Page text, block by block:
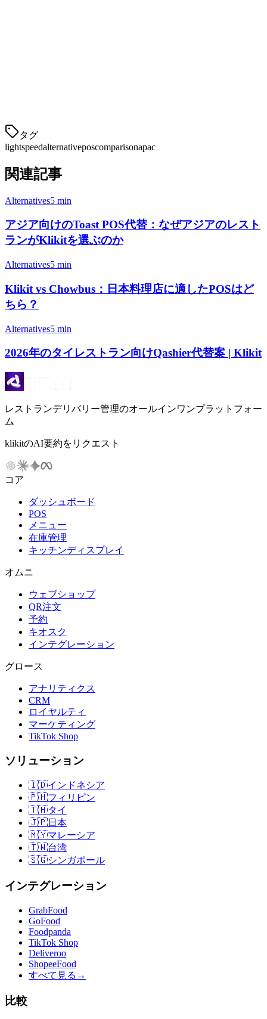
タグ
lightspeedalternativeposcomparisonapac
関連記事
Alternatives5 min
アジア向けのToast POS代替：なぜアジアのレスト
ランがKlikitを選ぶのか
Alternatives5 min
Klikit vs Chowbus：日本料理店に適したPOSはど
ちら？
Alternatives5 min
2026年のタイレストラン向けQashier代替案 | Klikit
レストランデリバリー管理のオールインワンプラットフォー
ム
klikitのAI要約をリクエスト
コア
ダッシュボード
POS
メニュー
在庫管理
キッチンディスプレイ
オムニ
ウェブショップ
QR注文
予約
キオスク
インテグレーション
グロース
アナリティクス
CRM
ロイヤルティ
マーケティング
TikTok Shop
ソリューション
🇮🇩インドネシア
🇵🇭フィリピン
🇹🇭タイ
🇯🇵日本
🇲🇾マレーシア
🇹🇼台湾
🇸🇬シンガポール
インテグレーション
GrabFood
GoFood
Foodpanda
TikTok Shop
Deliveroo
ShopeeFood
すべて見る →
比較